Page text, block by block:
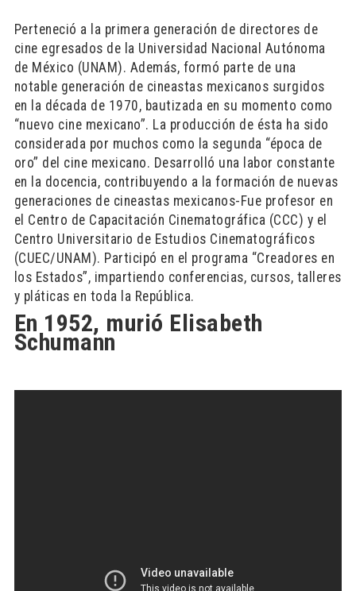
Perteneció a la primera generación de directores de
cine egresados de la Universidad Nacional Autónoma
de México (UNAM). Además, formó parte de una
notable generación de cineastas mexicanos surgidos
en la década de 1970, bautizada en su momento como
“nuevo cine mexicano”. La producción de ésta ha sido
considerada por muchos como la segunda “época de
oro” del cine mexicano. Desarrolló una labor constante
en la docencia, contribuyendo a la formación de nuevas
generaciones de cineastas mexicanos-Fue profesor en
el Centro de Capacitación Cinematográfica (CCC) y el
Centro Universitario de Estudios Cinematográficos
(CUEC/UNAM). Participó en el programa “Creadores en
los Estados”, impartiendo conferencias, cursos, talleres
y pláticas en toda la República.
En 1952, murió Elisabeth
Schumann